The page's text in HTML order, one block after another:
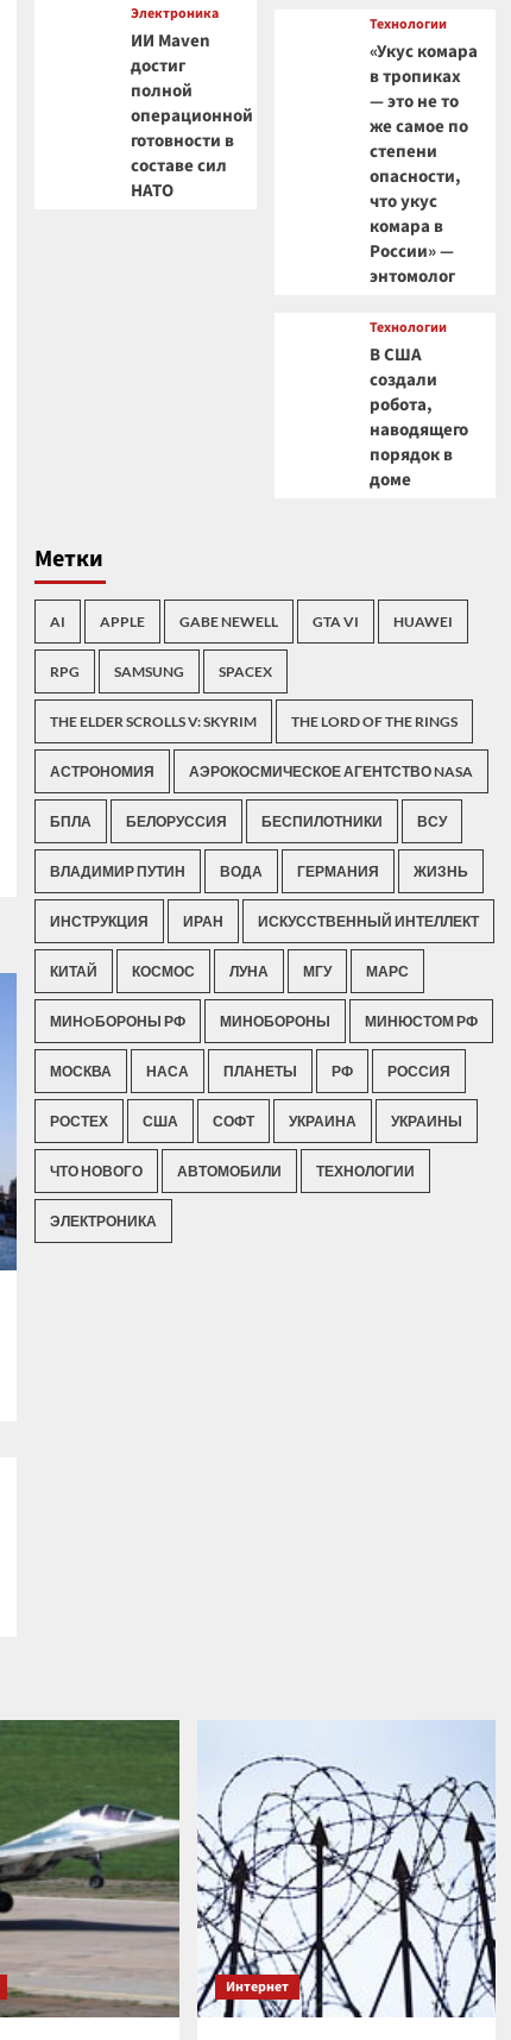
Электроника
ИИ Maven
достиг
полной
операционной
готовности в
составе сил
НАТО
Технологии
«Укус комара
в тропиках
— это не то
же самое по
степени
опасности,
что укус
комара в
России» —
энтомолог
Технологии
В США
создали
робота,
наводящего
порядок в
доме
Метки
AI APPLE GABE NEWELL GTA VI HUAWEI
RPG SAMSUNG SPACEX
THE ELDER SCROLLS V: SKYRIM THE LORD OF THE RINGS
АСТРОНОМИЯ АЭРОКОСМИЧЕСКОЕ АГЕНТСТВО NASA
БПЛА БЕЛОРУССИЯ БЕСПИЛОТНИКИ ВСУ
ВЛАДИМИР ПУТИН ВОДА ГЕРМАНИЯ ЖИЗНЬ
ИНСТРУКЦИЯ ИРАН ИСКУССТВЕННЫЙ ИНТЕЛЛЕКТ
КИТАЙ КОСМОС ЛУНА МГУ МАРС
МИНOБОРОНЫ РФ МИНОБОРОНЫ МИНЮСТОМ РФ
МОСКВА НАСА ПЛАНЕТЫ РФ РОССИЯ
РОСТЕХ США СОФТ УКРАИНА УКРАИНЫ
ЧТО НОВОГО АВТОМОБИЛИ ТЕХНОЛОГИИ
ЭЛЕКТРОНИКА
Интернет